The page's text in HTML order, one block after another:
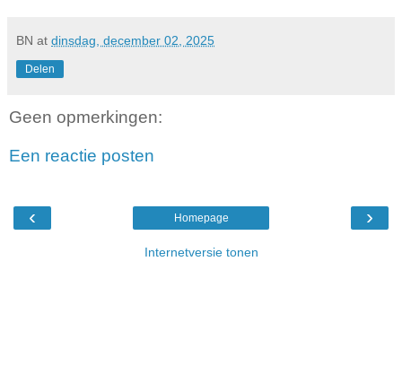
BN at dinsdag, december 02, 2025
Delen
Geen opmerkingen:
Een reactie posten
‹ ›
Homepage
Internetversie tonen